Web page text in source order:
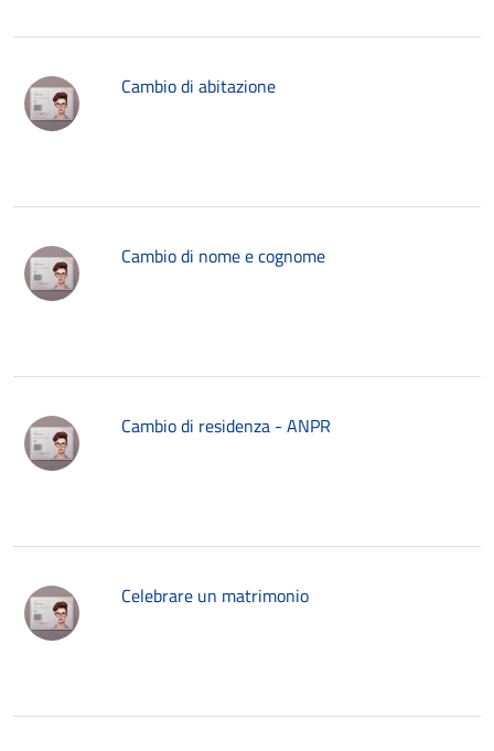
Cambio di abitazione
Cambio di nome e cognome
Cambio di residenza - ANPR
Celebrare un matrimonio